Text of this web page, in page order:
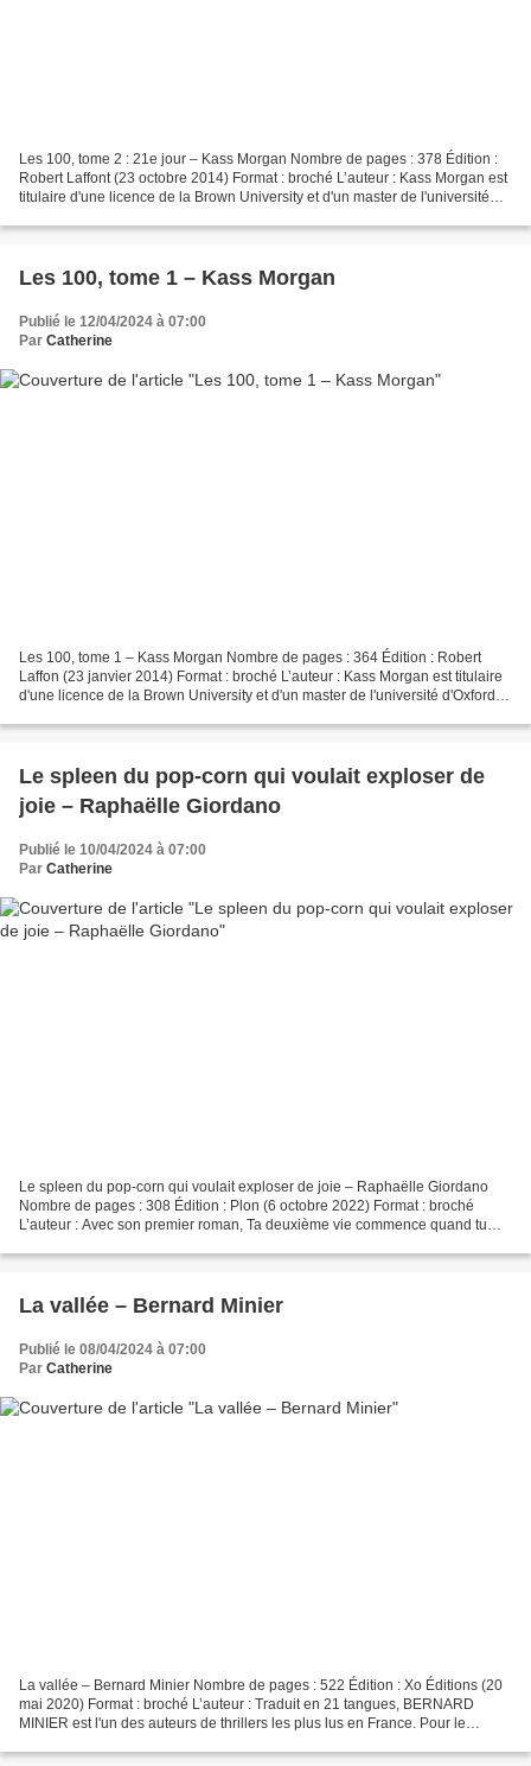
Les 100, tome 2 : 21e jour – Kass Morgan Nombre de pages : 378 Édition :
Robert Laffont (23 octobre 2014) Format : broché L’auteur : Kass Morgan est
titulaire d'une licence de la Brown University et d'un master de l'université
Les 100, tome 1 – Kass Morgan
Publié le 12/04/2024 à 07:00
Par Catherine
Les 100, tome 1 – Kass Morgan Nombre de pages : 364 Édition : Robert
Laffon (23 janvier 2014) Format : broché L’auteur : Kass Morgan est titulaire
d'une licence de la Brown University et d'un master de l'université d'Oxford.
Le spleen du pop-corn qui voulait exploser de
joie – Raphaëlle Giordano
Publié le 10/04/2024 à 07:00
Par Catherine
Le spleen du pop-corn qui voulait exploser de joie – Raphaëlle Giordano
Nombre de pages : 308 Édition : Plon (6 octobre 2022) Format : broché
L’auteur : Avec son premier roman, Ta deuxième vie commence quand tu
La vallée – Bernard Minier
Publié le 08/04/2024 à 07:00
Par Catherine
La vallée – Bernard Minier Nombre de pages : 522 Édition : Xo Éditions (20
mai 2020) Format : broché L’auteur : Traduit en 21 tangues, BERNARD
MINIER est l'un des auteurs de thrillers les plus lus en France. Pour le